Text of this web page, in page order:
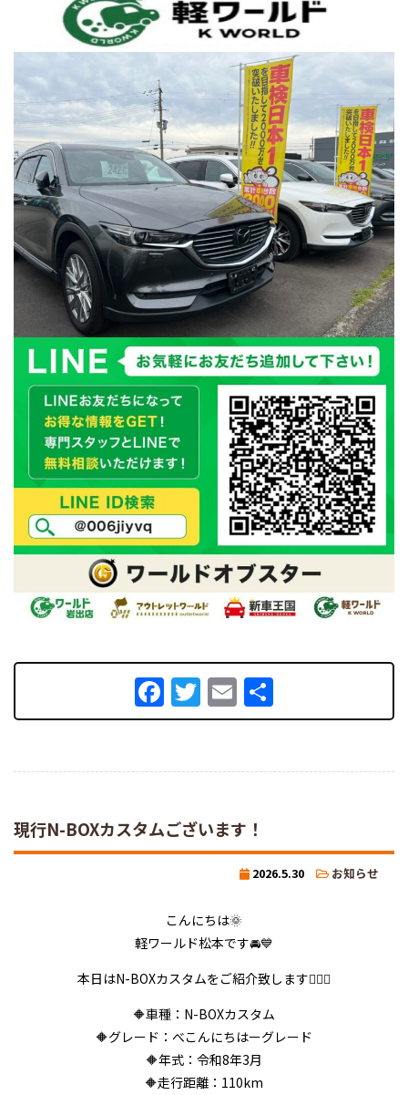
Facebook
Twitter
Email
有
現行N-BOXカスタムございます！
2026.5.30 お知らせ
こんにちは🌞
軽ワールド松本です🚘💙
本日はN-BOXカスタムをご紹介致します💁‍♂️✨
🔶車種：N-BOXカスタム
🔶グレード：べこんにちはーグレード
🔶年式：令和8年3月
🔶走行距離：110km